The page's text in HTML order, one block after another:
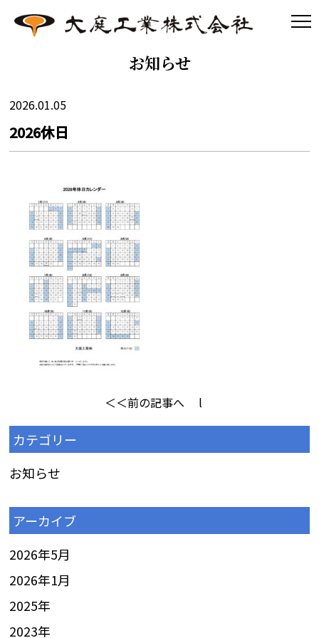
お知らせ
2026.01.05
2026休日
＜＜前の記事へ l
カテゴリー
お知らせ
アーカイブ
2026年5月
2026年1月
2025年
2023年